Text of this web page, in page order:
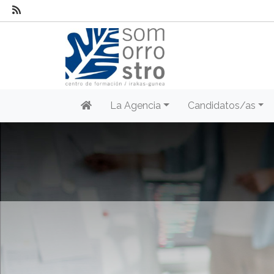
La Agencia Candidatos/as